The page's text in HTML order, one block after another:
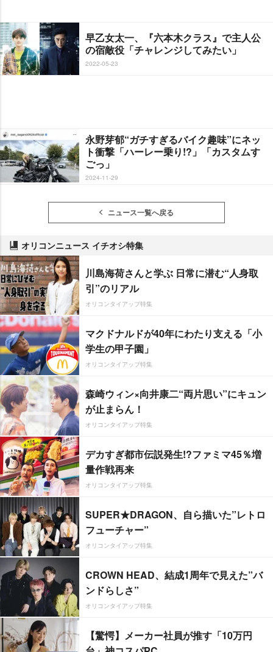
早乙女太一、『六本木クラス』で主人公
の宿敵役「チャレンジしてみたい」
2022-05-23
永野芽郁“ガチすぎるバイク趣味”にネッ
ト衝撃「ハーレー乗り!?」「カスタムす
ごっ」
2024-11-29
ニュース一覧へ戻る
オリコンニュース イチオシ特集
川島海荷さんと学ぶ 日常に潜む“人身取
引”のリアル
オリコンタイアップ特集
マクドナルドが40年にわたり支える「小
学生の甲子園」
オリコンタイアップ特集
森崎ウィン×向井康二“両片思い”にキュン
が止まらん！
オリコンタイアップ特集
デカすぎ都市伝説発生!?ファミマ45％増
量作戦再来
オリコンタイアップ特集
SUPER★DRAGON、自ら描いた”レトロ
フューチャー”
オリコンタイアップ特集
CROWN HEAD、結成1周年で見えた”バ
ンドらしさ”
オリコンタイアップ特集
【驚愕】メーカー社員が推す「10万円